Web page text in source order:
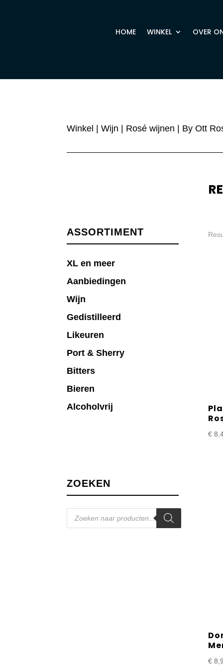
HOME WINKEL OVER
Winkel |Wijn Rosé wijnen | By Ott
ASSORTIMENT
XL en meer
Aanbiedingen
Wijn
Gedistilleerd
Likeuren
Port & Sherry
Bitters
Bieren
Alcoholvrij
ZOEKEN
Producten
zoeken
€
€